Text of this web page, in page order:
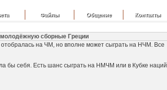
Файлы Общение Контакты
сборные Греции
на ЧМ, но вполне может сыграть на НЧМ. Все
бы себя. Есть шанс сыграть на НМЧМ или в Кубке наций